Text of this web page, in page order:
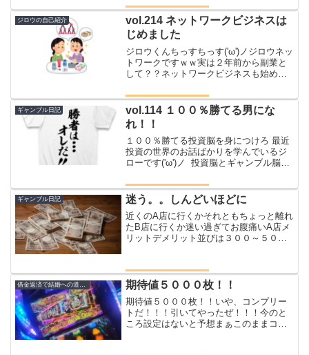
パルプンテだったころに気が付く何が起
こるかわからない最大にして最強の呪文
結果はほとんど、、、『...
ジロウの自己紹介
vol.214 ネットワークビジネスは
じめました
ジロウくんちっすちっす('ω')ノジロウネッ
トワークですｗｗ実は２年前から副業と
して？？ネットワークビジネスも始めて
(*'ω'*)vol.213 ネットワークビジネスの長
所と短所ついにネットワークビジネスは
じめ...
ギャンブル日記
vol.114 １００％勝てる男にな
れ！！
１００％勝てる投資脳を身につけろ 最近
投資の世界のお話ばかりを学んでいるジ
ローです('ω')ノ 投資脳とギャンブル脳に
るのですがみなさんこの２つの違いわか
ります？？ 両方ともお金を使って増える
かもしれ...
ギャンブル日記 迷う。。しんどいほどに
近くのA店に行くかそれともちょっと離れ
たB店に行くか迷い過ぎてお腹痛いA店メ
リットデメリット並びは３００～５００
の時間に余裕が持てるB店メリットデメリ
ット並びは８００～...
期待値５０００枚！！
期待値５０００枚！！いや、コンプリー
トだ！！！引いてやったぜ！！！今のと
ころ設定はないと予想まぁこのままコン